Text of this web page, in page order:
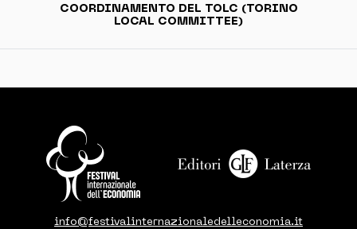
COORDINAMENTO DEL TOLC (TORINO
LOCAL COMMITTEE)
info@festivalinternazionaledelleconomia.it